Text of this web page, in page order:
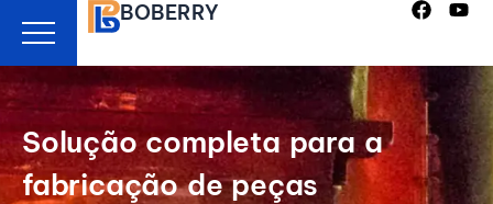
para
o
conteúdo
BOBERRY
Solução completa para a
fabricação de peças